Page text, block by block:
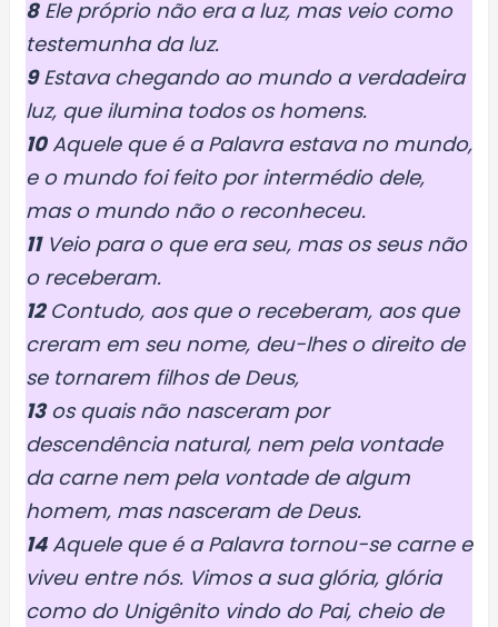
8Ele próprio não era a luz, mas veio como
testemunha da luz.
9Estava chegando ao mundo a verdadeira
luz, que ilumina todos os homens.
10Aquele que é a Palavra estava no mundo,
e o mundo foi feito por intermédio dele,
mas o mundo não o reconheceu.
11Veio para o que era seu, mas os seus não
o receberam.
12Contudo, aos que o receberam, aos que
creram em seu nome, deu-lhes o direito de
se tornarem filhos de Deus,
13os quais não nasceram por
descendência natural, nem pela vontade
da carne nem pela vontade de algum
homem, mas nasceram de Deus.
14Aquele que é a Palavra tornou-se carne e
viveu entre nós. Vimos a sua glória, glória
como do Unigênito vindo do Pai, cheio de